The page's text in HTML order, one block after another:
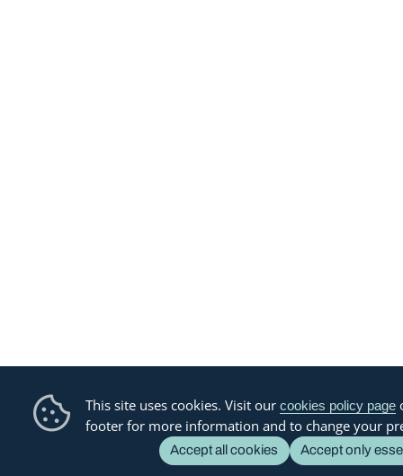
This site uses cookies. Visit our cookies policy page
footer for more information and to change your
Accept all cookies Accept only